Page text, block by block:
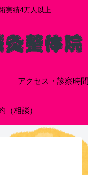
実績4万人以上
アクセス・診察時間
（相談）